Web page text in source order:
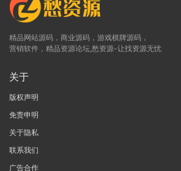
精品网站源码，商业源码，游戏棋牌源码，
营销软件，精品资源论坛,愁资源-让找资源无忧
关于
版权声明
免责申明
关于隐私
联系我们
广告合作